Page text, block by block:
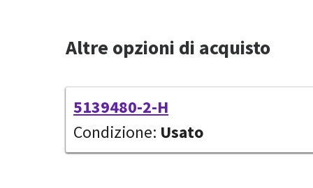
Altre opzioni di acquisto
5139480-2-H
Condizione: Usato